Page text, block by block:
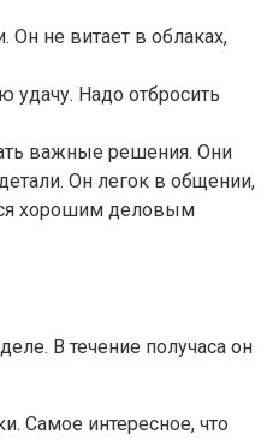
не витает в облаках,
удачу. Надо отбросить
важные решения. Они
Он легок в общении,
хорошим деловым
В течение получаса он
Самое интересное, что